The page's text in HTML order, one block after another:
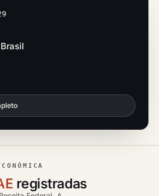
registradas